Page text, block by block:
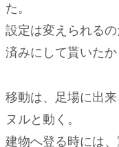
た。
設定は変えられる
済みにして貰いたか
移動は、足場に出
ヌルと動く。
建物へ登る時には